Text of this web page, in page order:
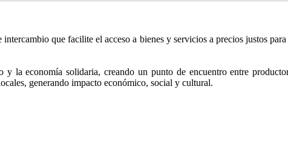
que facilite el acceso a bienes y servicios a precios justos
la economía solidaria, creando un punto de encuentro entre
generando impacto económico, social y cultural.